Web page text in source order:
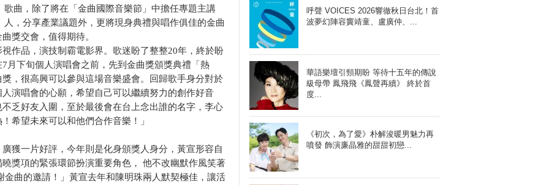
歌曲，除了將在「金曲國際音樂節」中擔任專題主講
人，分享產業議題外，更將現身典禮與唱作俱佳的金曲
獎交會，值得期待。
作品，演技制霸電影界。歌迷盼了整整20年，終於盼
月下旬個人演唱會之前，先到金曲獎頒獎典禮「熱
，很高興可以參與這場音樂盛會。回歸歌手身分對於
演唱會的心願，希望自己可以繼續努力的創作好音
乏好友入圍，至於最後會在台上念出誰的名字，李心
希望未來可以和他們合作音樂！」
獲一片好評，今年則是化身頒獎人身分，黃宣形容自
獎項的緊張環節扮演重要角色， 他不改幽默作風笑著
曲的邀請！」黃宣去年和陳明珠兩人默契極佳，讓活
呼聲 VOICES 2026響徹秋日台北！首
波夢幻陣容竇靖童、盧廣仲、...
華語樂壇引頸期盼 等待十五年的傳說
級母帶 鳳飛飛《鳳聲再續》 終於首
度...
《初次，為了愛》朴解浚暖男魅力再
噴發 飾演廉晶雅的甜甜初戀...